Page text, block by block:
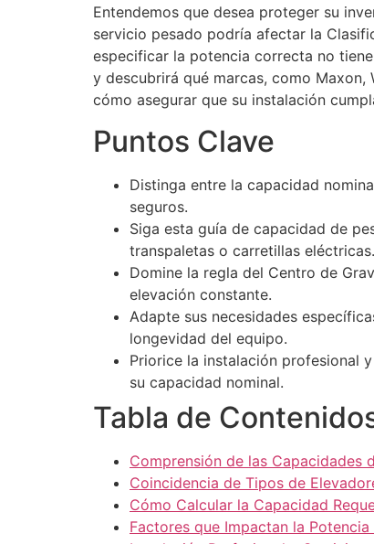
Entendemos que desea proteger su
servicio pesado podría afectar la
especificar la potencia correcta no
y descubrirá qué marcas, como
cómo asegurar que su instalación
Puntos Clave
Distinga entre la capacidad
seguros.
Siga esta guía de capacidad de
transpaletas o carretillas eléctricas.
Domine la regla del Centro de
elevación constante.
Adapte sus necesidades
longevidad del equipo.
Priorice la instalación profesional
su capacidad nominal.
Tabla de
Comprensión de las Capacidades
Coincidencia de Tipos de
Cómo Calcular la Capacidad
Factores que Impactan la